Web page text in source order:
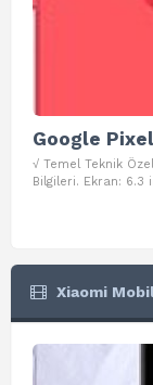
Google
√ Temel Teknik
Bilgileri. Ekran: 6.3
Xiaomi